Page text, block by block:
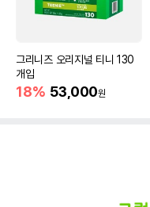
그리니즈 오리지널 티니 130
개입
18% 53,000원